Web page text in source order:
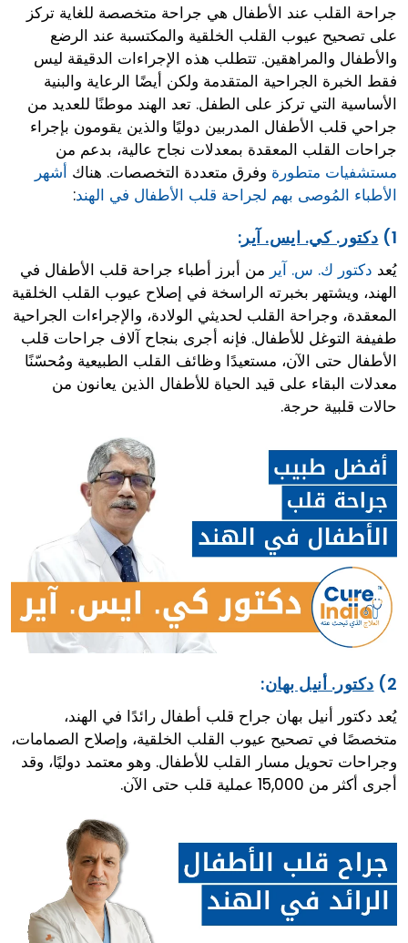
جراحة القلب عند الأطفال هي جراحة متخصصة للغاية تركز
على تصحيح عيوب القلب الخلقية والمكتسبة عند الرضع
والأطفال والمراهقين. تتطلب هذه الإجراءات الدقيقة ليس
فقط الخبرة الجراحية المتقدمة ولكن أيضًا الرعاية والبنية
الأساسية التي تركز على الطفل. تعد الهند موطنًا للعديد من
جراحي قلب الأطفال المدربين دوليًا والذين يقومون بإجراء
جراحات القلب المعقدة بمعدلات نجاح عالية، بدعم من
مستشفيات متطورة وفرق متعددة التخصصات. هناك أشهر
الأطباء المُوصى بهم لجراحة قلب الأطفال في الهند:
1) دكتور. كي. ايس. آير :
يُعد دكتور ك. س. آير من أبرز أطباء جراحة قلب الأطفال في
الهند، ويشتهر بخبرته الراسخة في إصلاح عيوب القلب الخلقية
المعقدة، وجراحة القلب لحديثي الولادة، والإجراءات الجراحية
طفيفة التوغل للأطفال. فإنه أجرى بنجاح آلاف جراحات قلب
الأطفال حتى الآن، مستعيدًا وظائف القلب الطبيعية ومُحسّنًا
معدلات البقاء على قيد الحياة للأطفال الذين يعانون من
حالات قلبية حرجة.
2) دكتور. أنيل بهان:
يُعد دكتور أنيل بهان جراح قلب أطفال رائدًا في الهند،
متخصصًا في تصحيح عيوب القلب الخلقية، وإصلاح الصمامات،
وجراحات تحويل مسار القلب للأطفال. وهو معتمد دوليًا، وقد
أجرى أكثر من 15,000 عملية قلب حتى الآن.